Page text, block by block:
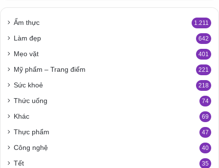
Ẩm thực 1.211
Làm đẹp 642
Mẹo vặt 401
Mỹ phẩm – Trang điểm 221
Sức khoẻ 218
Thức uống 74
Khác 69
Thực phẩm 47
Công nghệ 40
Tết 35